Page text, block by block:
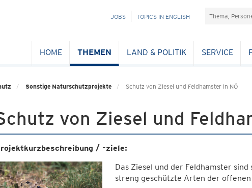
NAVIGATION
JOBS TOPICS IN ENGLISH Suchefeld
HOME THEMEN LAND & POLITIK SERVICE
Sonstige Naturschutzprojekte Schutz von Ziesel und Feldhamster in NÖ
von Ziesel und
/ -ziele:
Das Ziesel und der Feldhamster
streng geschützte Arten der